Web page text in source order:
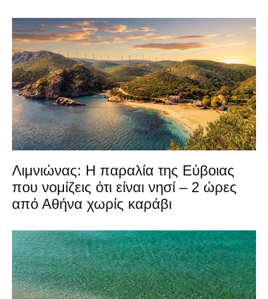
Λιμνιώνας: Η παραλία της Εύβοιας
που νομίζεις ότι είναι νησί – 2 ώρες
από Αθήνα χωρίς καράβι